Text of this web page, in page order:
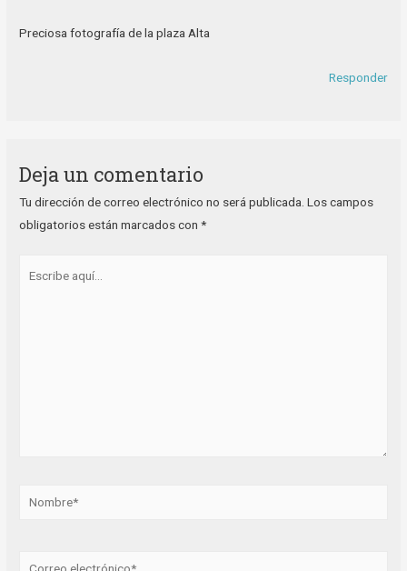
Preciosa fotografía de la plaza Alta
Responder
Deja un comentario
Tu dirección de correo electrónico no será publicada. Los campos
obligatorios están marcados con*